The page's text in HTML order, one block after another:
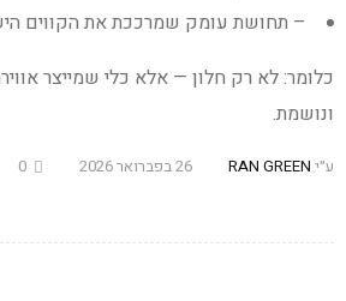
– תחושת עומק שמרככת את הקווים
כלומר: לא רק חלון — אלא כלי שמייצר
ונושמת.
ע״י RAN GREEN 26 בפברואר 2026